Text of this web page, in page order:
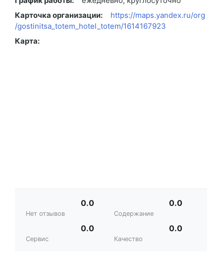
Карточка организации:
https://maps.yandex.ru/org
/gostinitsa_totem_hotel_totem/1614167923
Карта:
0.0
Нет отзывов
0.0
Содержание
0.0
Сервис
0.0
Качество